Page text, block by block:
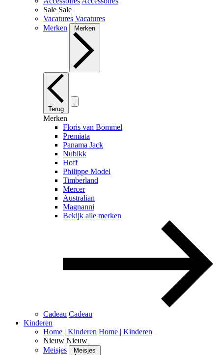
Sale Sale
Vacatures Vacatures
Merken
Merken
Terug
Merken
Floris van Bommel
Premiata
Panama Jack
Nubikk
Hoff
Philippe Model
Timberland
Mercer
Australian
Magnanni
Bekijk alle merken
Cadeau Cadeau
Kinderen
Home | Kinderen Home | Kinderen
Nieuw Nieuw
Meisjes
Meisjes